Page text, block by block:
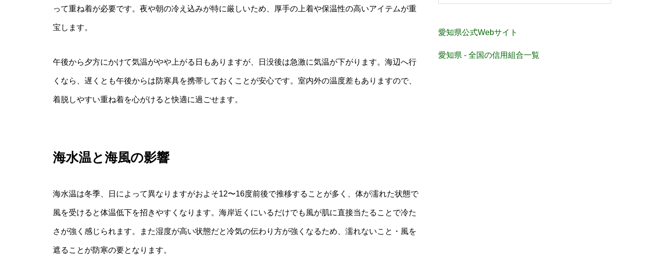
って重ね着が必要です。夜や朝の冷え込みが特に厳しいため、厚手の上着や保温性の高いアイテムが重
宝します。
午後から夕方にかけて気温がやや上がる日もありますが、日没後は急激に気温が下がります。海辺へ行
くなら、遅くとも午後からは防寒具を携帯しておくことが安心です。室内外の温度差もありますので、
着脱しやすい重ね着を心がけると快適に過ごせます。
海水温と海風の影響
海水温は冬季、日によって異なりますがおよそ12〜16度前後で推移することが多く、体が濡れた状態で
風を受けると体温低下を招きやすくなります。海岸近くにいるだけでも風が肌に直接当たることで冷た
さが強く感じられます。また湿度が高い状態だと冷気の伝わり方が強くなるため、濡れないこと・風を
遮ることが防寒の要となります。
愛知県公式Webサイト
愛知県 - 全国の信用組合一覧